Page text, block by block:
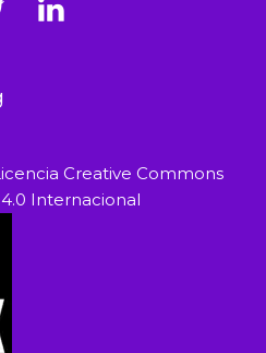
Creative Commons
Internacional